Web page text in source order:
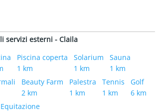
servizi esterni - Claila
Piscina coperta
1 km
Solarium
1 km
Sauna
1 km
Beauty Farm
2 km
Palestra
1 km
Tennis
1 km
Golf
6 km
Equitazione